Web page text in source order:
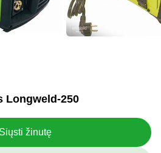
Longweld-250
Siųsti žinutę